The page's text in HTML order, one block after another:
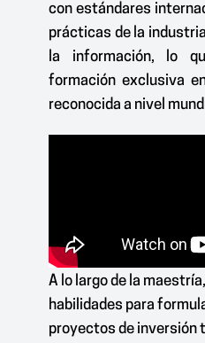
con estándares
prácticas de la
la información, lo
formación exclusiva
reconocida a nivel
A lo largo de la
habilidades para
proyectos de inversión